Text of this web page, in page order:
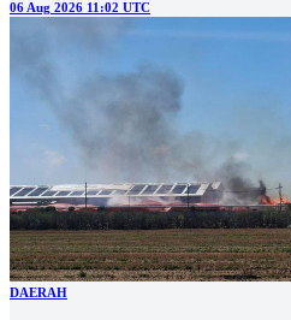
06 Aug 2026 11:02 UTC
DAERAH